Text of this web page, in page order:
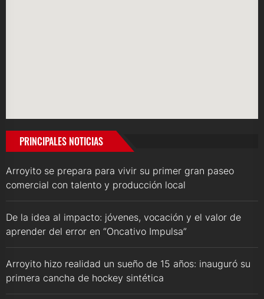
PRINCIPALES NOTICIAS
Arroyito se prepara para vivir su primer gran paseo
comercial con talento y producción local
De la idea al impacto: jóvenes, vocación y el valor de
aprender del error en “Oncativo Impulsa”
Arroyito hizo realidad un sueño de 15 años: inauguró su
primera cancha de hockey sintética